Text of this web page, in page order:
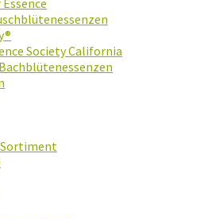
Society California